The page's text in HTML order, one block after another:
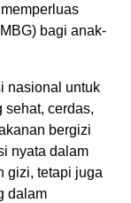
bagi anak-
nasional untuk
sehat, cerdas,
bergizi
nyata dalam
gizi, tetapi juga
dalam